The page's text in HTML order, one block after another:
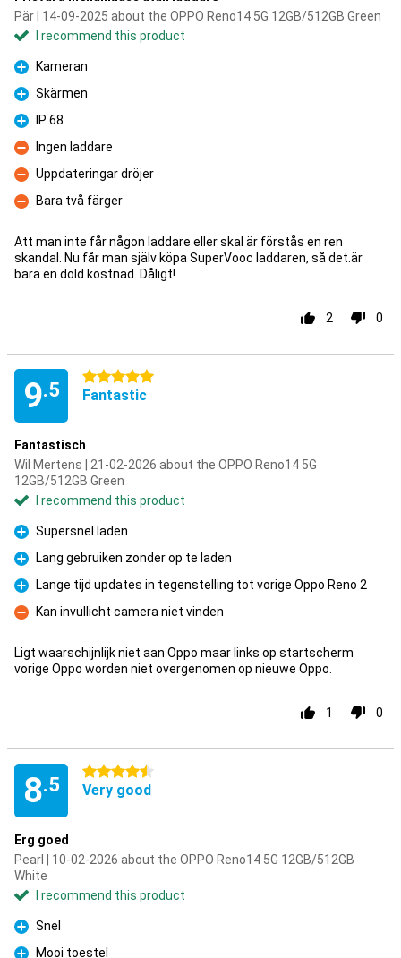
Pär | 14-09-2025 about the OPPO Reno14 5G 12GB/512GB Green
I recommend this product
Pro
Kameran
Pro
Skärmen
Pro
IP 68
Con
Ingen laddare
Con
Uppdateringar dröjer
Con
Bara två färger
Att man inte får någon laddare eller skal är förstås en ren
skandal. Nu får man själv köpa SuperVooc laddaren, så det.är
bara en dold kostnad. Dåligt!
2 0
9.5
5 stars
Fantastic
Fantastisch
Wil Mertens | 21-02-2026 about the OPPO Reno14 5G
12GB/512GB Green
I recommend this product
Pro
Supersnel laden.
Pro
Lang gebruiken zonder op te laden
Pro
Lange tijd updates in tegenstelling tot vorige Oppo Reno 2
Con
Kan invullicht camera niet vinden
Ligt waarschijnlijk niet aan Oppo maar links op startscherm
vorige Oppo worden niet overgenomen op nieuwe Oppo.
1 0
8.5
4.5 stars
Very good
Erg goed
Pearl | 10-02-2026 about the OPPO Reno14 5G 12GB/512GB
White
I recommend this product
Pro
Snel
Mooi toestel